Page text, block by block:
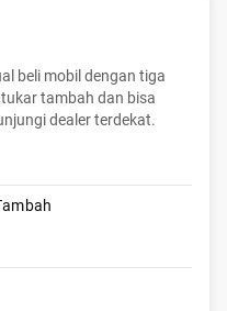
beli mobil dengan tiga
tambah dan bisa
dealer terdekat.